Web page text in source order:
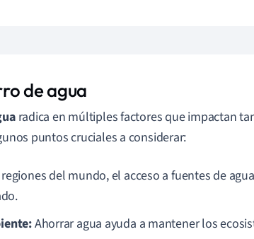
de agua
radica en múltiples factores que impactan
puntos cruciales a considerar:
del mundo, el acceso a fuentes de
Ahorrar agua ayuda a mantener los